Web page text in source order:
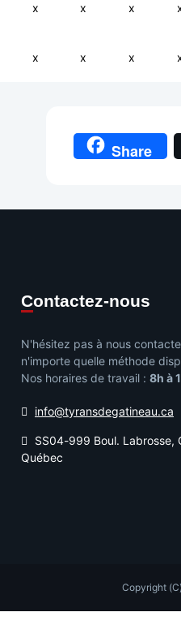
x x x
x x x
Share
Contactez-nous
N'hésitez pas à nous
n'importe quelle méthode
Nos horaires de travail : 8h à
info@tyransdegatineau.ca
SS04-999 Boul. Labrosse,
Québec
Copyright